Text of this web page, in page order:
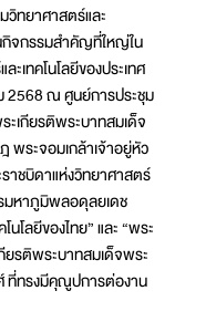
วิทยาศาสตร์และ
กิจกรรมสำคัญที่ใหญ่ใน
เทคโนโลยีของประเทศ
2568 ณ ศูนย์การประชุม
เกียรติพระบาทสมเด็จ
พระจอมเกล้าเจ้าอยู่หัว
าชบิดาแห่งวิทยาศาสตร์
มหาภูมิพลอดุลยเดช
โลยีของไทย” และ “พระ
ยรติพระบาทสมเด็จพระ
ที่ทรงมีคุณูปการต่องาน